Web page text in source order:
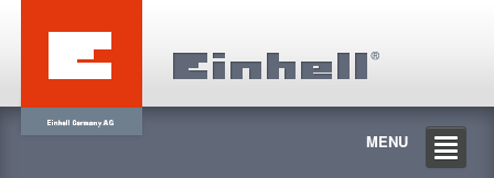
MENU